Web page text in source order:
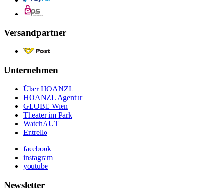
Versandpartner
Unternehmen
Über HOANZL
HOANZL Agentur
GLOBE Wien
Theater im Park
WatchAUT
Entrello
facebook
instagram
youtube
Newsletter